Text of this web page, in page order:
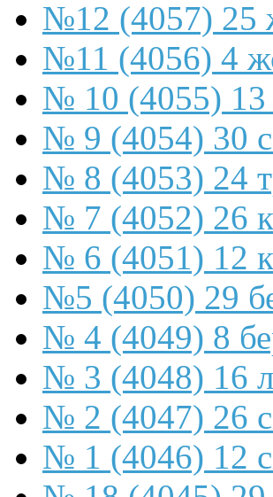
№12 (4057) 25
№11 (4056) 4
№ 10 (4055) 13
№ 9 (4054) 30
№ 8 (4053) 24
№ 7 (4052) 26
№ 6 (4051) 12
№5 (4050) 29
№ 4 (4049) 8
№ 3 (4048) 16
№ 2 (4047) 26
№ 1 (4046) 12